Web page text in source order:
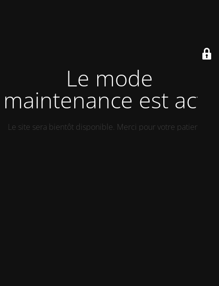
Le mode
maintenance est actif
Le site sera bientôt disponible. Merci pour votre patience !